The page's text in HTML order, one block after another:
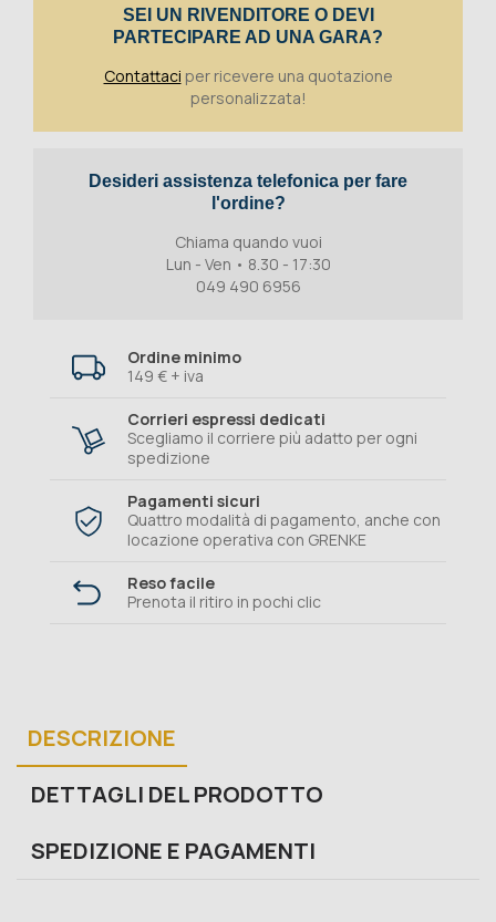
SEI UN RIVENDITORE O DEVI
PARTECIPARE AD UNA GARA?
Contattaci per ricevere una quotazione
personalizzata!
Desideri assistenza telefonica per fare
l'ordine?
Chiama quando vuoi
Lun - Ven • 8.30 - 17:30
049 490 6956
Ordine minimo
149 € + iva
Corrieri espressi dedicati
Scegliamo il corriere più adatto per ogni
spedizione
Pagamenti sicuri
Quattro modalità di pagamento, anche con
locazione operativa con GRENKE
Reso facile
Prenota il ritiro in pochi clic
DESCRIZIONE
DETTAGLI DEL PRODOTTO
SPEDIZIONE E PAGAMENTI